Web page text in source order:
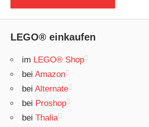
LEGO® einkaufen
im LEGO® Shop
beiAmazon
beiAlternate
bei Proshop
beiThalia